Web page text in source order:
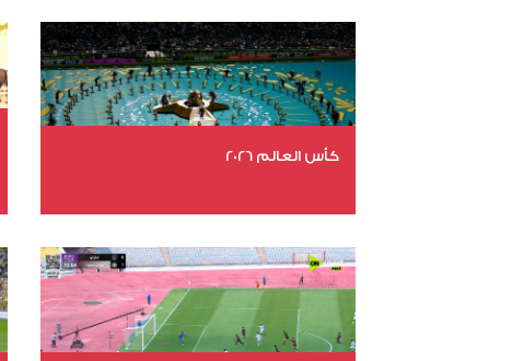
عدد المشاهدات 5092
كأس العالم 2026
عدد المشاهدات 11148